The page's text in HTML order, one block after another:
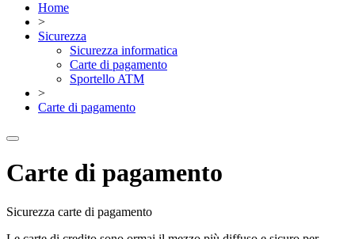
Home
>
Sicurezza
Sicurezza informatica
Carte di pagamento
Sportello ATM
>
Carte di pagamento
Carte di pagamento
Sicurezza carte di pagamento